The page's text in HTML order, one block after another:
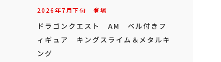
2026年7月下旬 登場
ドラゴンクエスト AM ベル付きフ
ィギュア キングスライム＆メタルキ
ング